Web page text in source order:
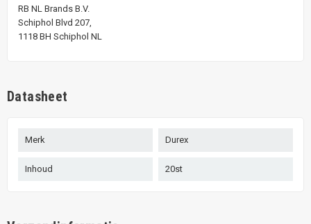
RB NL Brands B.V.
Schiphol Blvd 207,
1118 BH Schiphol NL
Datasheet
Merk Durex
Inhoud 20st